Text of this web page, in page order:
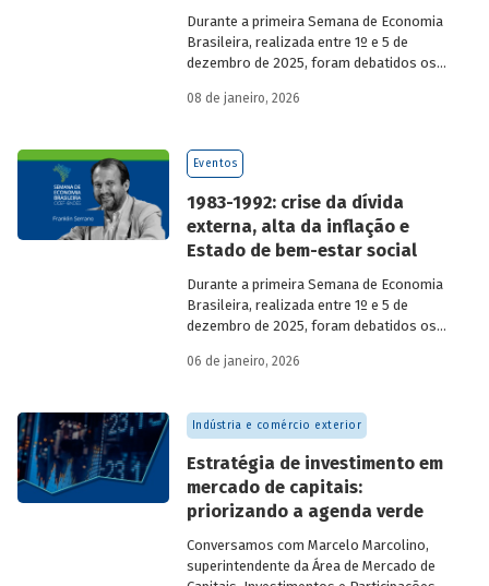
Durante a primeira Semana de Economia
Brasileira, realizada entre 1º e 5 de
dezembro de 2025, foram debatidos os
economia do país nos últimos 40 anos,
economistas renomados.
08 de janeiro, 2026
Eventos
1983-1992: crise da dívida
externa, alta da inflação e
Estado de bem-estar social
Durante a primeira Semana de Economia
Brasileira, realizada entre 1º e 5 de
dezembro de 2025, foram debatidos os
economia do país nos últimos 40 anos,
economistas renomados.
06 de janeiro, 2026
Indústria e comércio exterior
Estratégia de investimento em
mercado de capitais:
priorizando a agenda verde
Conversamos com Marcelo Marcolino,
superintendente da Área de Mercado de